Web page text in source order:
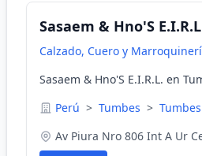
Sasaem & Hno'S
Calzado, Cuero y
Sasaem & Hno'S E.I.R.L. en
Perú > Tumbes > Tumbes
Av Piura Nro 806 Int A Ur